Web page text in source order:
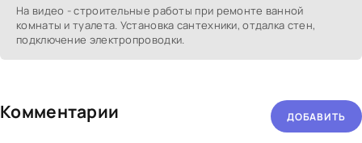
На видео - строительные работы при ремонте ванной
комнаты и туалета. Установка сантехники, отдалка стен,
подключение электропроводки.
Комментарии ДОБАВИТЬ